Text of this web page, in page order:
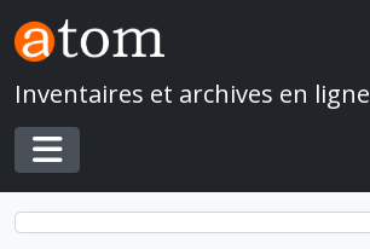
Skip to main content
Inventaires et archives en ligne
Toggle navigation